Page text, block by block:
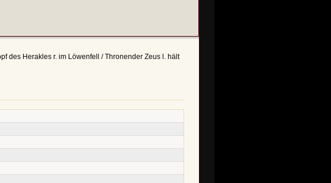
des Herakles r. im Löwenfell / Thronender Zeus l. hält